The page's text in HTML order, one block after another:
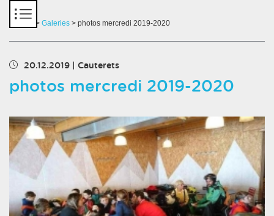
> Galeries > photos mercredi 2019-2020
20.12.2019 Cauterets
photos mercredi 2019-2020
Chargement des images en cours...